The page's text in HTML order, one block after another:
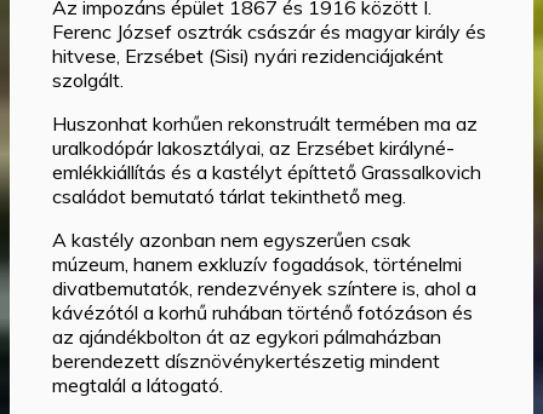
Az impozáns épület 1867 és 1916 között I.
Ferenc József osztrák császár és magyar király és
hitvese, Erzsébet (Sisi) nyári rezidenciájaként
szolgált.
Huszonhat korhűen rekonstruált termében ma az
uralkodópár lakosztályai, az Erzsébet királyné-
emlékkiállítás és a kastélyt építtető Grassalkovich
családot bemutató tárlat tekinthető meg.
A kastély azonban nem egyszerűen csak
múzeum, hanem exkluzív fogadások, történelmi
divatbemutatók, rendezvények színtere is, ahol a
kávézótól a korhű ruhában történő fotózáson és
az ajándékbolton át az egykori pálmaházban
berendezett dísznövénykertészetig mindent
megtalál a látogató.